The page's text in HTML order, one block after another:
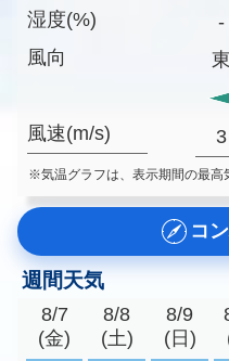
湿度(%)
風向
風速(m/s)
-
東
3
※気温グラフは、表示期間の最高
コ
週間天気
8/7
(金)
8/8
(土)
8/9
(日)